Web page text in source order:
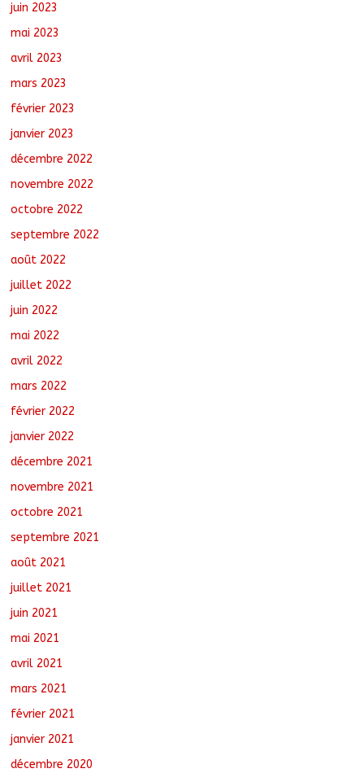
juin 2023
mai 2023
avril 2023
mars 2023
février 2023
janvier 2023
décembre 2022
novembre 2022
octobre 2022
septembre 2022
août 2022
juillet 2022
juin 2022
mai 2022
avril 2022
mars 2022
février 2022
janvier 2022
décembre 2021
novembre 2021
octobre 2021
septembre 2021
août 2021
juillet 2021
juin 2021
mai 2021
avril 2021
mars 2021
février 2021
janvier 2021
décembre 2020